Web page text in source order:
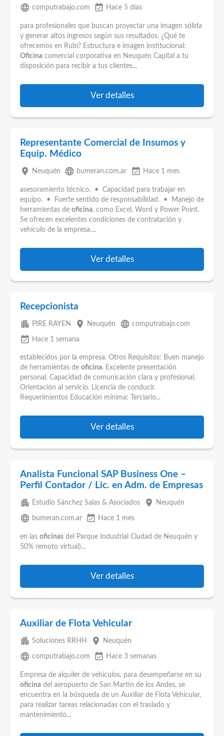
language computrabajo.com event_available Hace 5 días
para profesionales que buscan proyectar una imagen sólida
y generar altos ingresos según sus resultados. ¿Qué te
ofrecemos en Rubí? Estructura e imagen institucional:
Oficina comercial corporativa en Neuquén Capital a tu
disposición para recibir a tus clientes...
Ver detalles
Representante Comercial de Insumos y
Equip. Médico
place Neuquén language bumeran.com.ar event_available Hace 1 mes
asesoramiento técnico. • Capacidad para trabajar en
equipo. • Fuerte sentido de responsabilidad. • Manejo de
herramientas de oficina, como Excel, Word y Power Point.
Se ofrecen excelentes condiciones de contratación y
vehículo de la empresa....
Ver detalles
Recepcionista
apartment PIRE RAYEN place Neuquén language computrabajo.com
event_available Hace 1 semana
establecidos por la empresa. Otros Requisitos: Buen manejo
de herramientas de oficina. Excelente presentación
personal. Capacidad de comunicación clara y profesional.
Orientación al servicio. Licencia de conducir.
Requerimientos Educación mínima: Terciario...
Ver detalles
Analista Funcional SAP Business One –
Perfil Contador / Lic. en Adm. de Empresas
apartment Estudio Sánchez Salas & Asociados place Neuquén
language bumeran.com.ar event_available Hace 1 mes
en las oficinas del Parque Industrial Ciudad de Neuquén y
50% remoto virtual)...
Ver detalles
Auxiliar de Flota Vehicular
apartment Soluciones RRHH place Neuquén
language computrabajo.com event_available Hace 3 semanas
Empresa de alquiler de vehículos, para desempeñarse en su
oficina del aeropuerto de San Martín de los Andes, se
encuentra en la búsqueda de un Auxiliar de Flota Vehicular,
para realizar tareas relacionadas con el traslado y
mantenimiento...